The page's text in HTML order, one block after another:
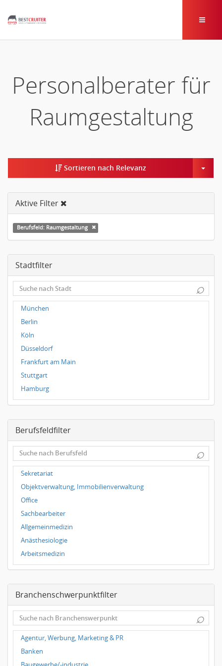
Personalberater für
Raumgestaltung
Sortieren nach Relevanz
Aktive Filter
Berufsfeld: Raumgestaltung
Stadtfilter
⌕
München
Berlin
Köln
Düsseldorf
Frankfurt am Main
Stuttgart
Hamburg
Frankfurt
Magdeburg
Leipzig
Dortmund
Wuppertal
Hallbergmoos
Würzburg
Grünwald
Ulm
Bielefeld
Hannover
Duisburg
Berufsfeldfilter
⌕
Sekretariat
Objektverwaltung, Immobilienverwaltung
Office
Sachbearbeiter
Allgemeinmedizin
Anästhesiologie
Arbeitsmedizin
Augenheilkunde
Frauenheilkunde, Geburtshilfe
Hals-Nasen-Ohrenheilkunde
Hautkrankheiten, Geschlechtskrankheiten
Hygienemedizin, Umweltmedizin
Innere Medizin
Kieferchirurgie, Mundchirurgie, Gesichtschirurgie
Branchenschwerpunktfilter
⌕
Agentur, Werbung, Marketing & PR
Banken